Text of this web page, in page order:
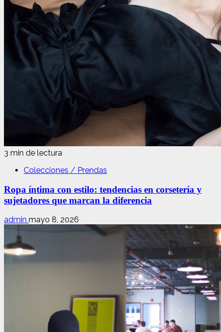
3 min de lectura
Colecciones / Prendas
Ropa íntima con estilo: tendencias en corsetería y
sujetadores que marcan la diferencia
admin mayo 8, 2026